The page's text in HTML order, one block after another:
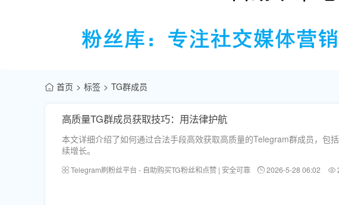
首页 标签 TG群成员
高质量TG群成员获取技巧：用法律护航
本文详细介绍了如何通过合法手段高效获取高质量的Telegram群成员，包
续增长。
Telegram刷粉丝平台 - 自助购买TG粉丝和点赞 | 安全可靠 2026-5-28 06:02